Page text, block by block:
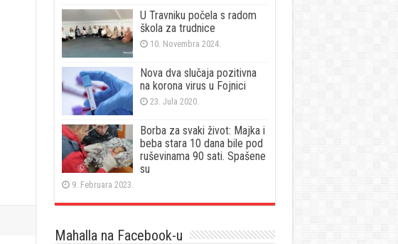
U Travniku počela s radom
škola za trudnice
10. Novembra 2024.
Nova dva slučaja pozitivna
na korona virus u Fojnici
23. Jula 2020.
Borba za svaki život: Majka i
beba stara 10 dana bile pod
ruševinama 90 sati. Spašene
su
9. Februara 2023.
Mahalla na Facebook-u